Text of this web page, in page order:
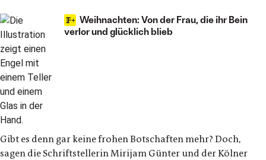
Weihnachten: Von der Frau, die ihr Bein
verlor und glücklich blieb
Gibt es denn gar keine frohen Botschaften mehr? Doch,
sagen die Schriftstellerin Mirijam Günter und der Kölner